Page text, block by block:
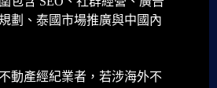
劃、泰國市場推廣與中國內
動產經紀業者，若涉海外不